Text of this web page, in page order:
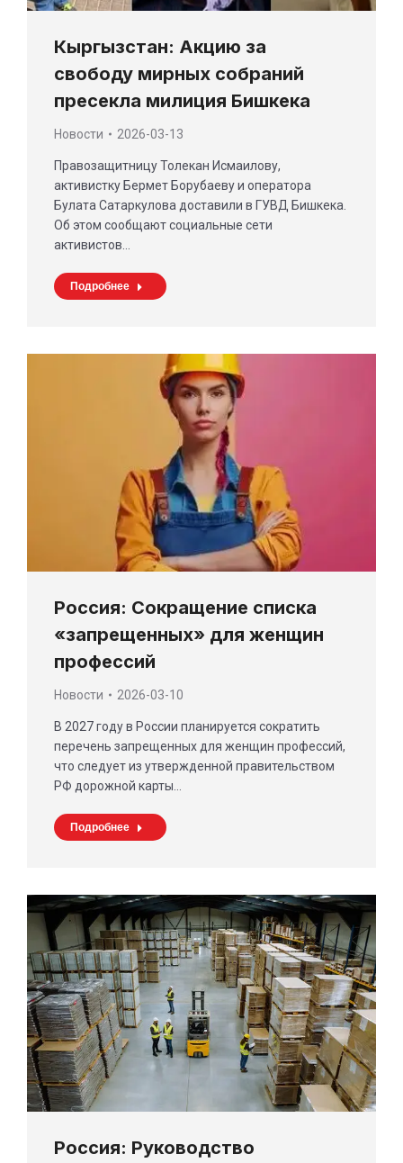
Кыргызстан: Акцию за
свободу мирных собраний
пресекла милиция Бишкека
Новости 2026-03-13
Правозащитницу Толекан Исмаилову,
активистку Бермет Борубаеву и оператора
Булата Сатаркулова доставили в ГУВД Бишкека.
Об этом сообщают социальные сети
активистов…
Подробнее
Россия: Сокращение списка
«запрещенных» для женщин
профессий
Новости 2026-03-10
В 2027 году в России планируется сократить
перечень запрещенных для женщин профессий,
что следует из утвержденной правительством
РФ дорожной карты…
Подробнее
Россия: Руководство